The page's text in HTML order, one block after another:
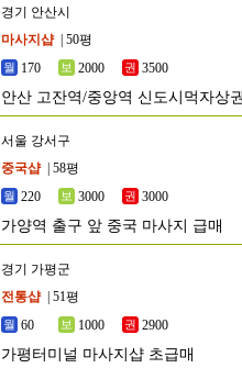
경기 안산시
마사지샵
| 50평
170
2000 3500
안산 고잔역/중앙역 신도시먹자상
서울 강서구
중국샵
| 58평
220
3000 3000
가양역 출구 앞 중국 마사지 급매
경기 가평군
전통샵
| 51평
60
1000 2900
가평터미널 마사지샵 초급매